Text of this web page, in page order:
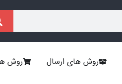
روش های ارسال روش